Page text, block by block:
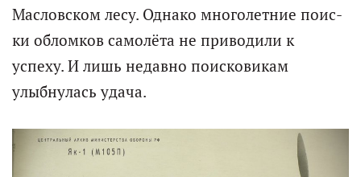
Масловском лесу. Однако многолетние поис­
ки обломков самолёта не приводили к
успеху. И лишь недавно поисковикам
улыбнулась удача.